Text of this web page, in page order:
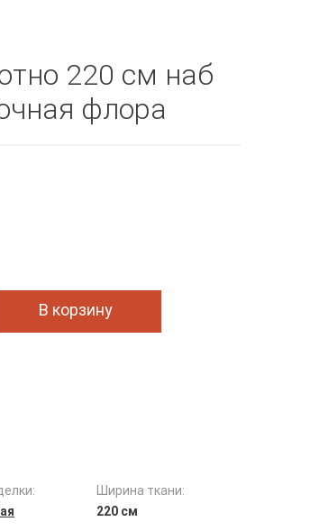
220 см наб
флора
В корзину
Ширина ткани:
220 см